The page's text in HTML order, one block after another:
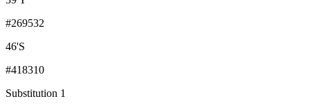
#269532
46'S
#418310
Substitution 1